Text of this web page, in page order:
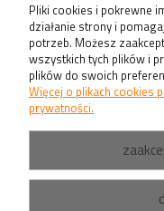
Pliki cookies i pokrewne
działanie strony i
potrzeb. Możesz
wszystkich tych plików i
plików do swoich
Więcej o plikach cookies
prywatności.